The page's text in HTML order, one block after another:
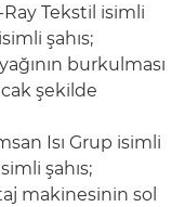
Tekstil isimli
şahıs;
burkulması
şekilde
Isı Grup isimli
şahıs;
makinesinin sol